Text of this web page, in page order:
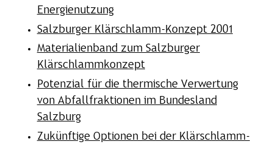
Energienutzung
Salzburger Klärschlamm-Konzept 2001
Materialienband zum Salzburger
Klärschlammkonzept
Potenzial für die thermische Verwertung
von Abfallfraktionen im Bundesland
Salzburg
Zukünftige Optionen bei der Klärschlamm-